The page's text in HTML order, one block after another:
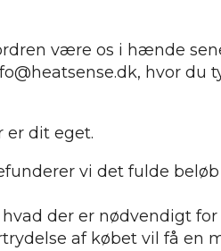
være os i hænde
hvor du
er dit eget.
vi det fulde
der er nødvendigt
af købet vil få en